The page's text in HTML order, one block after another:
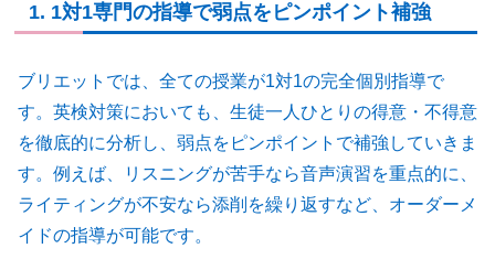
1. 1対1専門の指導で弱点をピンポイント補強
ブリエットでは、全ての授業が1対1の完全個別指導で
す。英検対策においても、生徒一人ひとりの得意・不得意
を徹底的に分析し、弱点をピンポイントで補強していきま
す。例えば、リスニングが苦手なら音声演習を重点的に、
ライティングが不安なら添削を繰り返すなど、オーダーメ
イドの指導が可能です。